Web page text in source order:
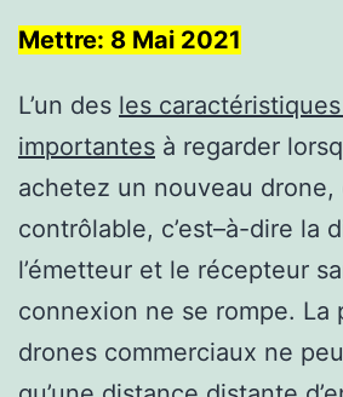
Mettre: 8 Mai 2021
L’un des les
importantes à regarder
achetez un nouveau drone,
contrôlable, c’est–à-dire la
l’émetteur et le récepteur
connexion ne se rompe. La
drones commerciaux ne